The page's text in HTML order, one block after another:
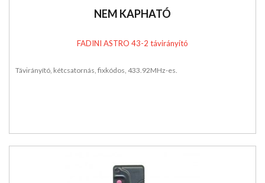
NEM KAPHATÓ
FADINI ASTRO 43-2 távirányító
Távirányító, kétcsatornás, fixkódos, 433.92MHz-es.